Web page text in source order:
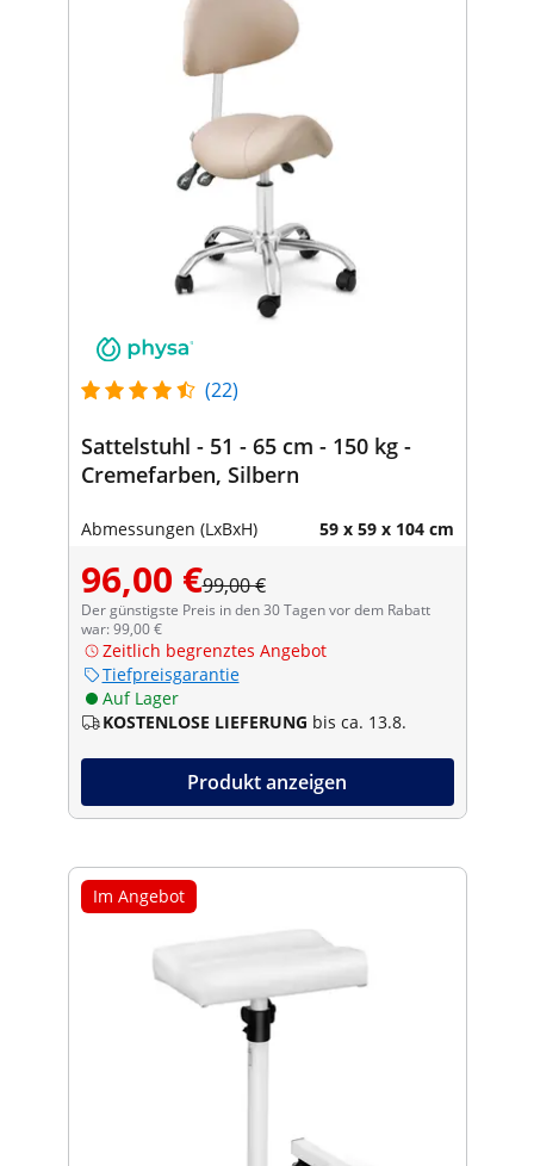
(22)
Sattelstuhl - 51 - 65 cm - 150 kg -
Creme­far­ben, Silbern
Abmessungen (LxBxH) 59 x 59 x 104 cm
96,00 €99,00 €
Der günstigste Preis in den 30 Tagen vor dem Rabatt
war: 99,00 €
Zeitlich begrenztes Angebot
Tiefpreisgarantie
Auf Lager
KOSTENLOSE LIEFERUNG bis ca. 13.8.
Produkt anzeigen
Im Angebot